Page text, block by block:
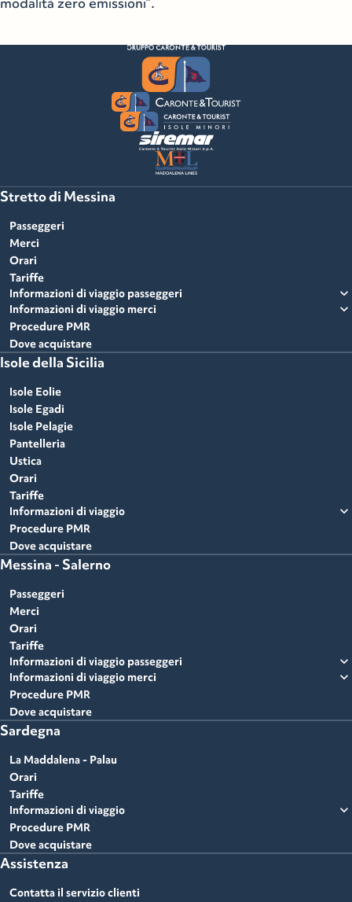
Stretto di Messina
Passeggeri
Merci
Orari
Tariffe
Informazioni di viaggio passeggeri
expand_more
Informazioni di viaggio merci expand_more
Procedure PMR
Dove acquistare
Isole della Sicilia
Isole Eolie
Isole Egadi
Isole Pelagie
Pantelleria
Ustica
Orari
Tariffe
Informazioni di viaggio
expand_more
Procedure PMR
Dove acquistare
Messina - Salerno
Passeggeri
Merci
Orari
Tariffe
Informazioni di viaggio passeggeri
expand_more
Informazioni di viaggio merci expand_more
Procedure PMR
Dove acquistare
Sardegna
La Maddalena - Palau
Orari
Tariffe
Informazioni di viaggio
expand_more
Procedure PMR
Dove acquistare
Assistenza
Contatta il servizio clienti